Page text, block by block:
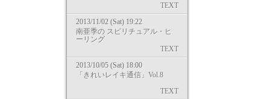
TEXT
2013/11/02 (Sat) 19:22
南亜季の スピリチュアル・ヒ
ーリング
TEXT
2013/10/05 (Sat) 18:00
「きれいレイキ通信」Vol.8
TEXT